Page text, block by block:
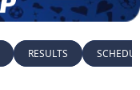
RESULTS